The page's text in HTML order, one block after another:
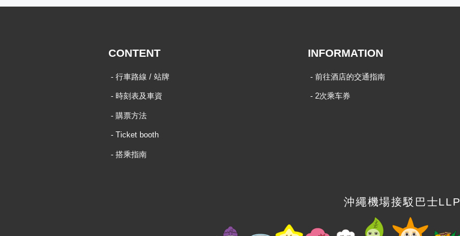
CONTENT
行車路線 / 站牌
時刻表及車資
購票方法
Ticket booth
搭乘指南
INFORMATION
前往酒店的交通指南
2次乘车券
沖繩機場接駁巴士LLP